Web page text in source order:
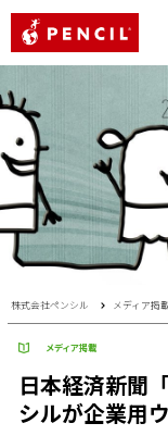
株式会社ペンシル メディア掲
メディア掲載
日本経済新聞
シルが企業用